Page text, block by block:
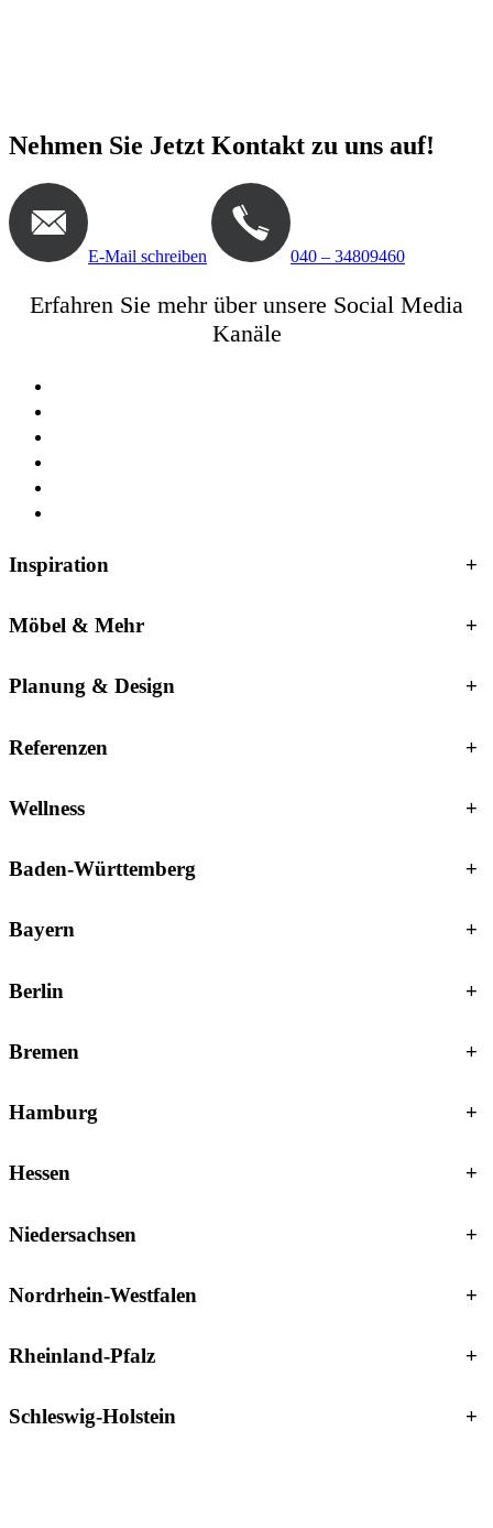
Nehmen Sie Jetzt Kontakt zu uns auf!
E-Mail schreiben 040 – 34809460
Erfahren Sie mehr über unsere Social Media
Kanäle
Inspiration +
Möbel & Mehr +
Planung & Design +
Referenzen +
Wellness +
Baden-Württemberg +
Bayern +
Berlin +
Bremen +
Hamburg +
Hessen +
Niedersachsen +
Nordrhein-Westfalen +
Rheinland-Pfalz +
Schleswig-Holstein +